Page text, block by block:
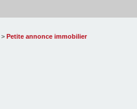
> Petite annonce immobilier